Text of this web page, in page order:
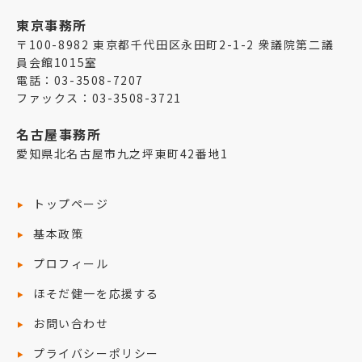
東京事務所
〒100-8982 東京都千代田区永田町2-1-2 衆議院第二議
員会館1015室
電話：03-3508-7207
ファックス：03-3508-3721
名古屋事務所
愛知県北名古屋市九之坪東町42番地1
トップページ
基本政策
プロフィール
ほそだ健一を応援する
お問い合わせ
プライバシーポリシー